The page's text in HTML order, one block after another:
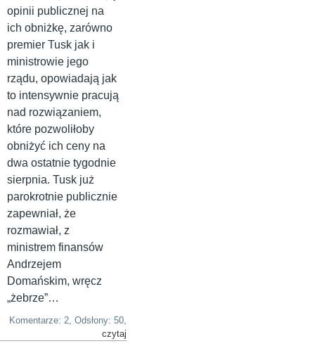
opinii publicznej na
ich obniżkę, zarówno
premier Tusk jak i
ministrowie jego
rządu, opowiadają jak
to intensywnie pracują
nad rozwiązaniem,
które pozwoliłoby
obniżyć ich ceny na
dwa ostatnie tygodnie
sierpnia. Tusk już
parokrotnie publicznie
zapewniał, że
rozmawiał, z
ministrem finansów
Andrzejem
Domańskim, wręcz
„żebrze”…
Komentarze: 2, Odsłony: 50,
czytaj